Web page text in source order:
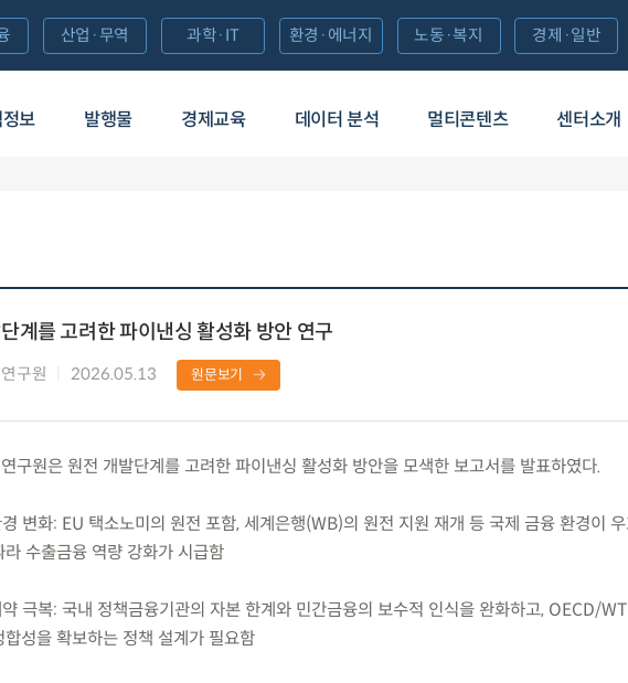
보 발행물 경제교육 데이터 분석 멀티콘텐츠 센터소개
산업·무역 과학·IT 환경·에너지 노동·복지 경제·일반
계를 고려한 파이낸싱 활성화 방안 연구
구원 2026.05.13 원문보기
구원은 원전 개발단계를 고려한 파이낸싱 활성화 방안을 모색한 보고서를 발표하였다.
변화: EU 택소노미의 원전 포함, 세계은행(WB)의 원전 지원 재개 등 국제 금융 환경이
라 수출금융 역량 강화가 시급함
극복: 국내 정책금융기관의 자본 한계와 민간금융의 보수적 인식을 완화하고, OECD/
합성을 확보하는 정책 설계가 필요함